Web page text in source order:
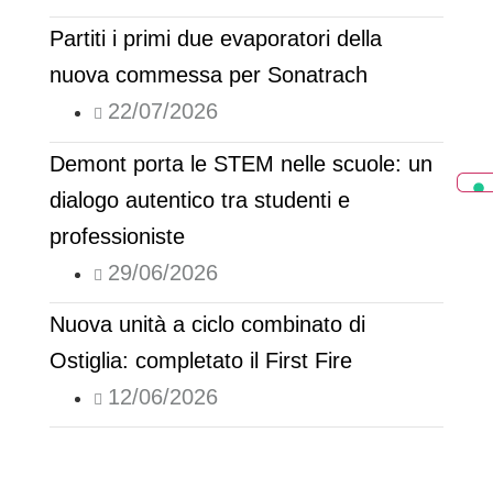
Partiti i primi due evaporatori della
nuova commessa per Sonatrach
22/07/2026
Demont porta le STEM nelle scuole: un
dialogo autentico tra studenti e
professioniste
29/06/2026
Nuova unità a ciclo combinato di
Ostiglia: completato il First Fire
12/06/2026